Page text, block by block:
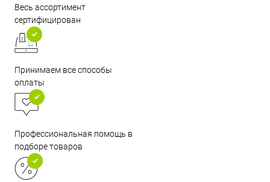
Весь ассортимент
сертифицирован
Принимаем все способы
оплаты
Профессиональная помощь в
подборе товаров